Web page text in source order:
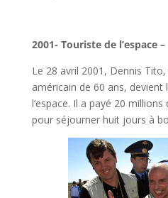
2001- Touriste de l’espace –
Le 28 avril 2001, Dennis
américain de 60 ans,
l’espace. Il a payé 20
pour séjourner huit jours à